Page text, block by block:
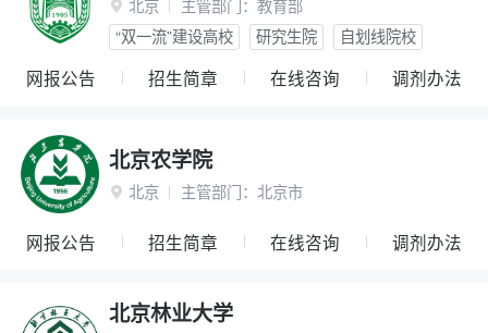
 北京 主管部门： 教育部
“双一流”建设高校
研究生院 自划线院校
网报公告 招生简章 在线咨询 调剂办法
北京农学院
 北京 主管部门： 北京市
网报公告 招生简章 在线咨询 调剂办法
北京林业大学